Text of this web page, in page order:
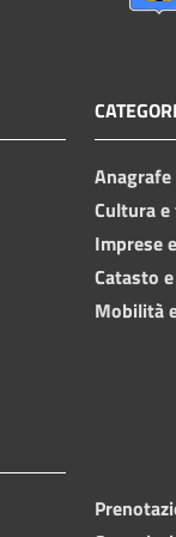
Cultura
Imprese
Catasto
Mobilità